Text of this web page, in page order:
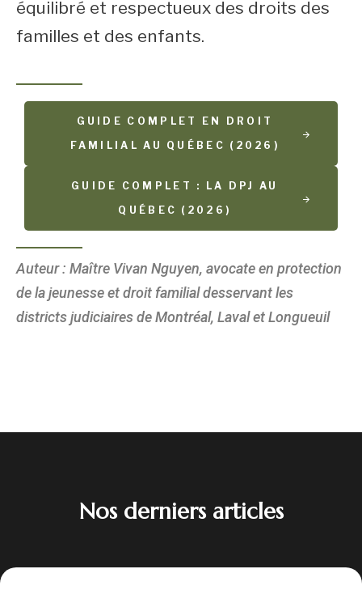
équilibré et respectueux des droits des
familles et des enfants.
GUIDE COMPLET EN DROIT
FAMILIAL AU QUÉBEC (2026)
GUIDE COMPLET : LA DPJ AU
QUÉBEC (2026)
Auteur : Maître Vivan Nguyen, avocate en protection
de la jeunesse et droit familial desservant les
districts judiciaires de Montréal, Laval et Longueuil
Nos derniers articles